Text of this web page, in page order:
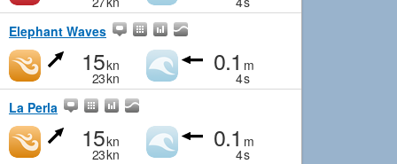
Elephant Waves
15kn
23kn
0.1 m
4s
La Perla
15kn
23kn
0.1 m
4s